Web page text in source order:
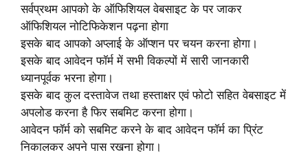
सर्वप्रथम आपको के ऑफिशियल वेबसाइट के पर जाकर
ऑफिशियल नोटिफिकेशन पढ़ना होगा
इसके बाद आपको अप्लाई के ऑप्शन पर चयन करना होगा।
इसके बाद आवेदन फॉर्म में सभी विकल्पों में सारी जानकारी
ध्यानपूर्वक भरना होगा।
इसके बाद कुल दस्तावेज तथा हस्ताक्षर एवं फोटो सहित वेबसाइट में
अपलोड करना है फिर सबमिट करना होगा।
आवेदन फॉर्म को सबमिट करने के बाद आवेदन फॉर्म का प्रिंट
निकालकर अपने पास रखना होगा।